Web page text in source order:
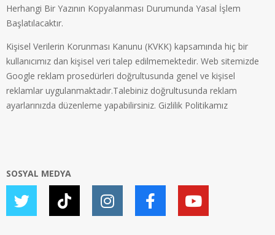
Herhangi Bir Yazının Kopyalanması Durumunda Yasal İşlem
Başlatılacaktır.
Kişisel Verilerin Korunması Kanunu (KVKK) kapsamında hiç bir
kullanıcımız dan kişisel veri talep edilmemektedir. Web sitemizde
Google reklam prosedürleri doğrultusunda genel ve kişisel
reklamlar uygulanmaktadır.Talebiniz doğrultusunda reklam
ayarlarınızda düzenleme yapabilirsiniz. Gizlilik Politikamız
SOSYAL MEDYA